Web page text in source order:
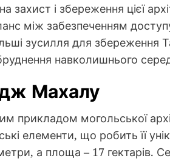
і збереження цієї
між забезпеченням
зусилля для збереження
навколишнього
Махалу
прикладом могольської
елементи, що робить її
а площа – 17 гектарів.